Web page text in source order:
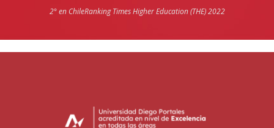
2° en ChileRanking Times Higher Education (THE) 2022